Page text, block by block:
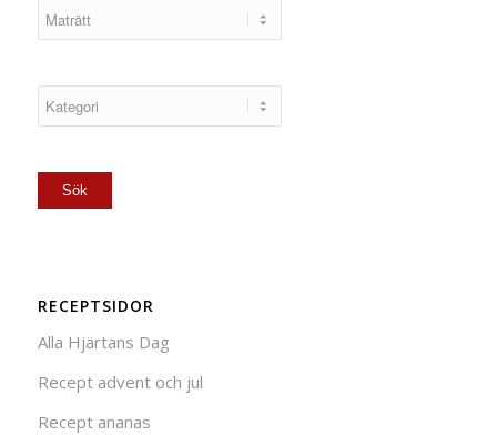
RECEPTSIDOR
Alla Hjärtans Dag
Recept advent och jul
Recept ananas